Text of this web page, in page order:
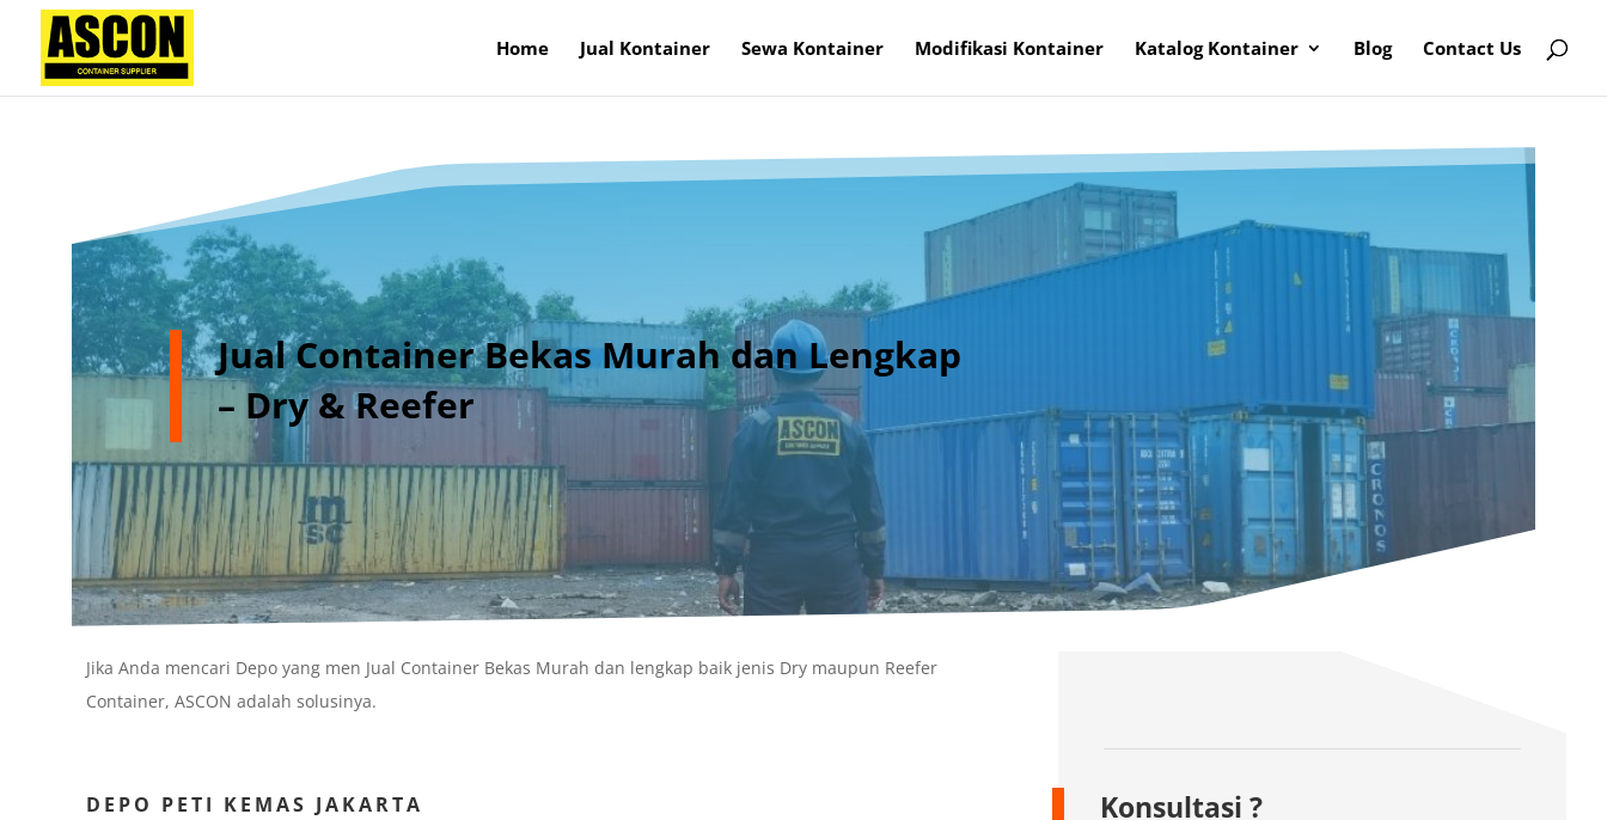
Home Jual Kontainer Sewa Kontainer Modifikasi Kontainer Katalog Kontainer Blog Contact Us
Jual Container Bekas Murah dan Lengkap
– Dry & Reefer
Jika Anda mencari Depo yang men Jual Container Bekas Murah dan lengkap baik jenis Dry maupun Reefer
Container, ASCON adalah solusinya.
DEPO PETI KEMAS JAKARTA Konsultasi ?